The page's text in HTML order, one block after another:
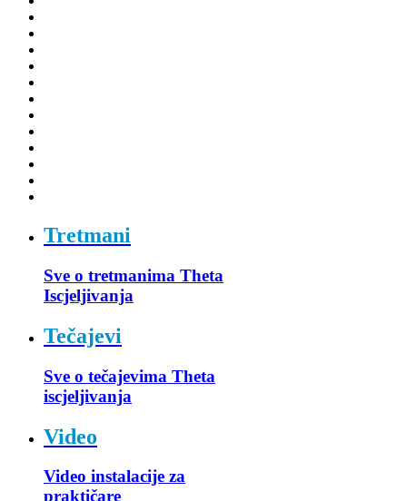
Tretmani
Sve o tretmanima Theta
Iscjeljivanja
Tečajevi
Sve o tečajevima Theta
iscjeljivanja
Video
Video instalacije za
praktičare